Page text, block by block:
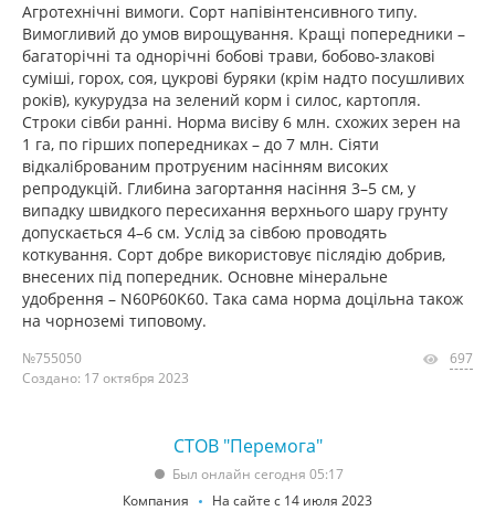
Агротехнічні вимоги. Сорт напівінтенсивного типу.
Вимогливий до умов вирощування. Кращі попередники –
багаторічні та однорічні бобові трави, бобово-злакові
суміші, горох, соя, цукрові буряки (крім надто посушливих
років), кукурудза на зелений корм і силос, картопля.
Строки сівби ранні. Норма висіву 6 млн. схожих зерен на
1 га, по гірших попередниках – до 7 млн. Сіяти
відкаліброваним протруєним насінням високих
репродукцій. Глибина загортання насіння 3–5 см, у
випадку швидкого пересихання верхнього шару грунту
допускається 4–6 см. Услід за сівбою проводять
коткування. Сорт добре використовує післядію добрив,
внесених під попередник. Основне мінеральне
удобрення – N60P60K60. Така сама норма доцільна також
на чорноземі типовому.
№755050
Создано: 17 октября 2023
697
СТОВ "Перемога"
Был онлайн сегодня 05:17
Компания
На сайте с 14 июля 2023